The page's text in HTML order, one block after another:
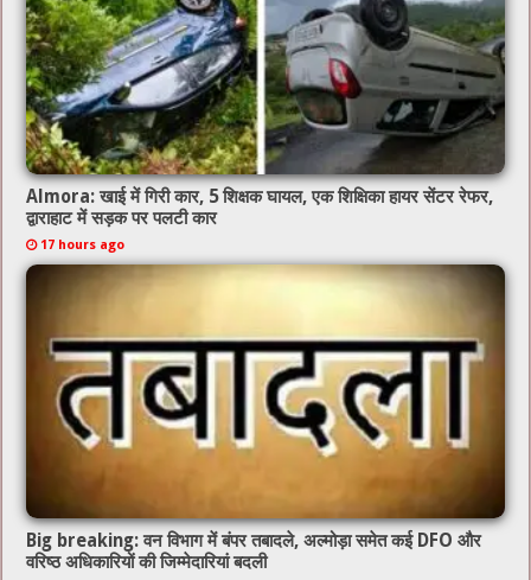
Almora: खाई में गिरी कार, 5 शिक्षक घायल, एक शिक्षिका हायर सेंटर रेफर,
द्वाराहाट में सड़क पर पलटी कार
17 hours ago
Big breaking: वन विभाग में बंपर तबादले, अल्मोड़ा समेत कई DFO और
वरिष्ठ अधिकारियों की जिम्मेदारियां बदली